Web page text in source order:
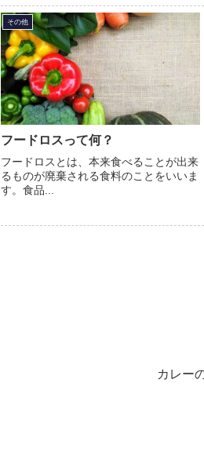
その他
フードロスって何？
フードロスとは、本来食べることが出来
るものが廃棄される食料のことをいいま
す。食品...
カレー